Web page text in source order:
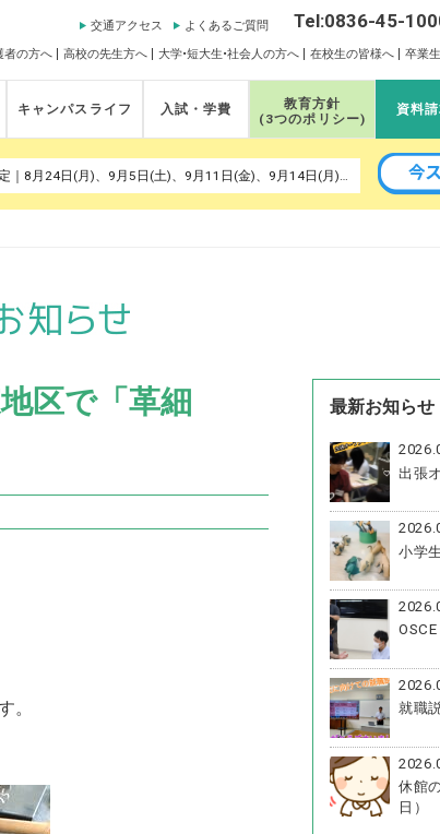
者の方へ 高校の先生方へ 大学•短大生•社会人の方へ 在校生の皆様へ 卒業
Tel:0836-45-
交通アクセス よくあるご質問
キャンパスライフ 入試・学費
教育方針
(3つのポリシー)
資料
以降の予定｜8月24日(月)、9月5日(土)、9月11日(金)、9月14日(月)、9月16日(水)、9月26日(土)、10月3日(土)、10月24日(土)
区で「革細
。
最新お知らせ
出張
小学
OSCE
就職
休館
日）